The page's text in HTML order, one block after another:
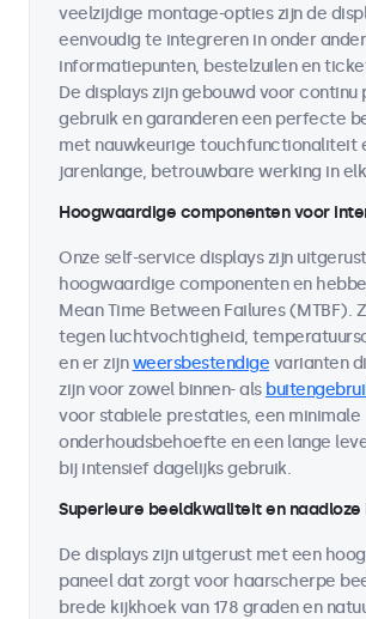
veelzijdige montage-opties zijn de
eenvoudig te integreren in onder
informatiepunten, bestelzuilen en
De displays zijn gebouwd voor continu
gebruik en garanderen een perfecte
met nauwkeurige touchfunctionaliteit
jarenlange, betrouwbare werking in
Hoogwaardige componenten voor
Onze self-service displays zijn
hoogwaardige componenten en
Mean Time Between Failures (MTBF).
tegen luchtvochtigheid,
en er zijnweersbestendige varianten
zijn voor zowel binnen- als
voor stabiele prestaties, een minimale
onderhoudsbehoefte en een lange
bij intensief dagelijks gebruik.
Superieure beeldkwaliteit en
De displays zijn uitgerust met een
paneel dat zorgt voor haarscherpe
brede kijkhoek van 178 graden en